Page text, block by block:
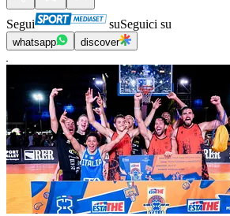
Segui suSeguici su
whatsapp discover